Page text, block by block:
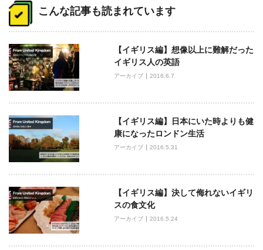
稿
ナ
ゲ
ー
シ
ョ
ン
こんな記事も読まれています
【イギリス編】想像以上に難解だった
イギリス人の英語
アーカイブ 2016.6.7
【イギリス編】日本にいた時よりも健
康になったロンドン生活
アーカイブ 2016.5.31
【イギリス編】決して侮れないイギリ
スの食文化
アーカイブ 2016.5.24